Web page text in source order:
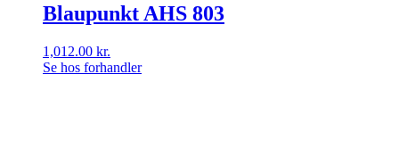
Blaupunkt AHS 803
1,012.00 kr.
Se hos forhandler